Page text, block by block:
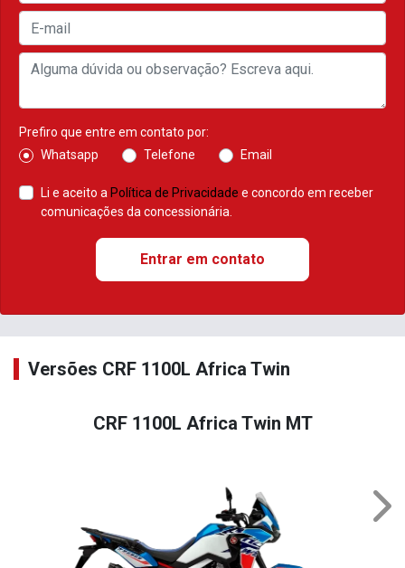
Prefiro que entre em contato por:
Whatsapp
Telefone Email
Li e aceito a Política de Privacidade e concordo em receber
comunicações da concessionária.
Entrar em contato
Versões CRF 1100L Africa Twin
CRF 1100L Africa Twin MT